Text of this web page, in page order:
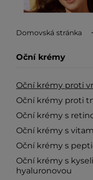
Domovská stránka
Oční krémy
Oční krémy proti
Oční krémy proti
Oční krémy s
Oční krémy s
Oční krémy s
Oční krémy s
hyaluronovou